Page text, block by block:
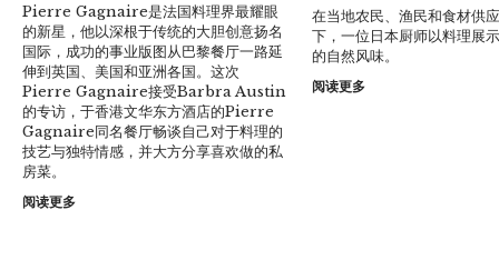
Pierre Gagnaire是法国料理界最耀眼
的新星，他以深根于传统的大胆创意扬名
国际，成功的事业版图从巴黎餐厅一路延
伸到英国、美国和亚洲各国。这次
Pierre Gagnaire接受Barbra Austin
的专访，于香港文华东方酒店的Pierre
Gagnaire同名餐厅畅谈自己对于料理的
技艺与独特情感，并大方分享喜欢做的私
房菜。
阅读更多
在当地农民、渔民和食材供
下，一位日本厨师以料理展
的自然风味。
阅读更多